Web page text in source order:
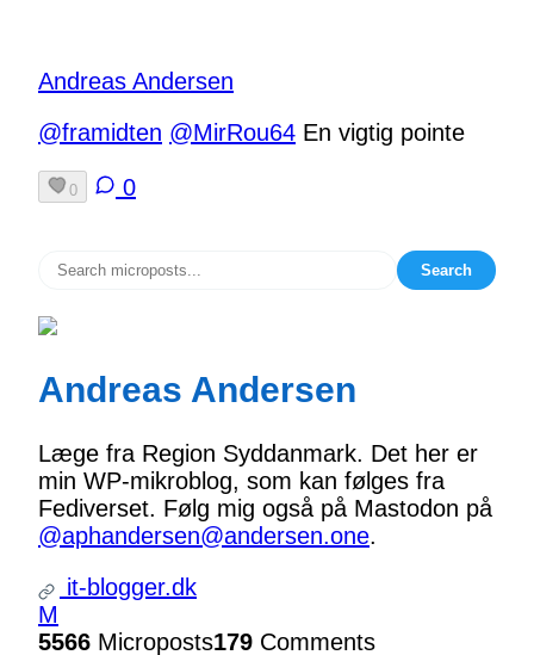
Andreas Andersen
@framidten @MirRou64 En vigtig pointe
0 0
Search
Andreas Andersen
Læge fra Region Syddanmark. Det her er
min WP-mikroblog, som kan følges fra
Fediverset. Følg mig også på Mastodon på
@aphandersen@andersen.one.
it-blogger.dk
M
5566 Microposts179 Comments